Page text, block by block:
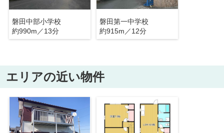
磐田中部小学校
約990m／13分
磐田第一中学校
約915m／12分
エリアの近い物件